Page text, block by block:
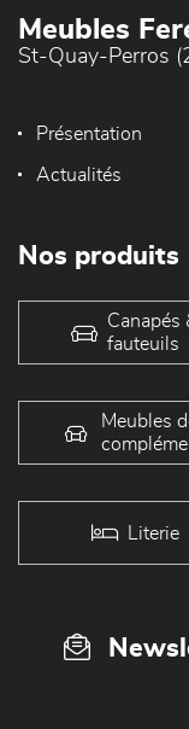
Meubles
St-Quay-Perros
Présentation
Actualités
Nos produits
Canapés
fauteuils
Meubles
Literie